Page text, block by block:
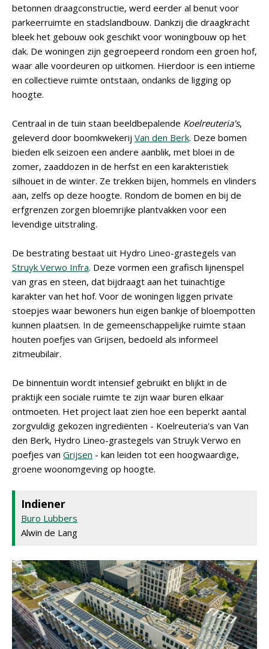
betonnen draagconstructie, werd eerder al benut voor
parkeerruimte en stadslandbouw. Dankzij die draagkracht
bleek het gebouw ook geschikt voor woningbouw op het
dak. De woningen zijn gegroepeerd rondom een groen hof,
waar alle voordeuren op uitkomen. Hierdoor is een intieme
en collectieve ruimte ontstaan, ondanks de ligging op
hoogte.
Centraal in de tuin staan beeldbepalende Koelreuteria's,
geleverd door boomkwekerij Van den Berk. Deze bomen
bieden elk seizoen een andere aanblik, met bloei in de
zomer, zaaddozen in de herfst en een karakteristiek
silhouet in de winter. Ze trekken bijen, hommels en vlinders
aan, zelfs op deze hoogte. Rondom de bomen en bij de
erfgrenzen zorgen bloemrijke plantvakken voor een
levendige uitstraling.
De bestrating bestaat uit Hydro Lineo-grastegels van
Struyk Verwo Infra. Deze vormen een grafisch lijnenspel
van gras en steen, dat bijdraagt aan het tuinachtige
karakter van het hof. Voor de woningen liggen private
stoepjes waar bewoners hun eigen bankje of bloempotten
kunnen plaatsen. In de gemeenschappelijke ruimte staan
houten poefjes van Grijsen, bedoeld als informeel
zitmeubilair.
De binnentuin wordt intensief gebruikt en blijkt in de
praktijk een sociale ruimte te zijn waar buren elkaar
ontmoeten. Het project laat zien hoe een beperkt aantal
zorgvuldig gekozen ingrediënten - Koelreuteria's van Van
den Berk, Hydro Lineo-grastegels van Struyk Verwo en
poefjes van Grijsen - kan leiden tot een hoogwaardige,
groene woonomgeving op hoogte.
Indiener
Buro Lubbers
Alwin de Lang